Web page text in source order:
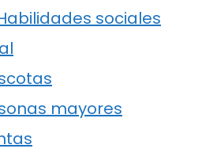
sociales
mayores